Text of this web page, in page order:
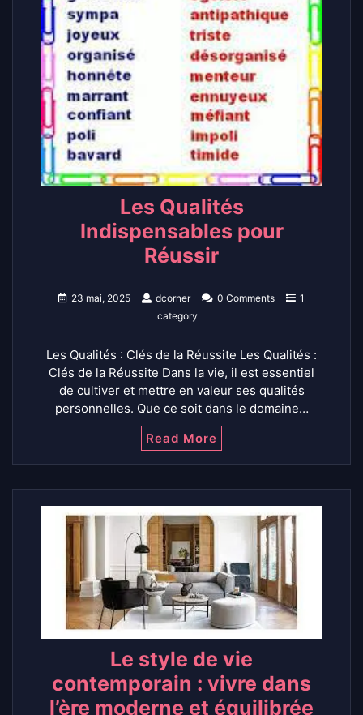
Les Qualités
Indispensables pour
Réussir
23 mai, 2025 dcorner 0 Comments
1
category
Les Qualités : Clés de la Réussite Les Qualités :
Clés de la Réussite Dans la vie, il est essentiel
de cultiver et mettre en valeur ses qualités
personnelles. Que ce soit dans le domaine…
Read More
Le style de vie
contemporain : vivre dans
l’ère moderne et équilibrée